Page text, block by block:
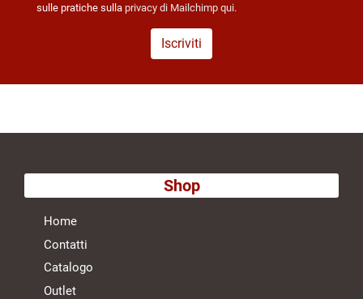
sulle pratiche sulla privacy di Mailchimp qui.
Shop
Home
Contatti
Catalogo
Outlet